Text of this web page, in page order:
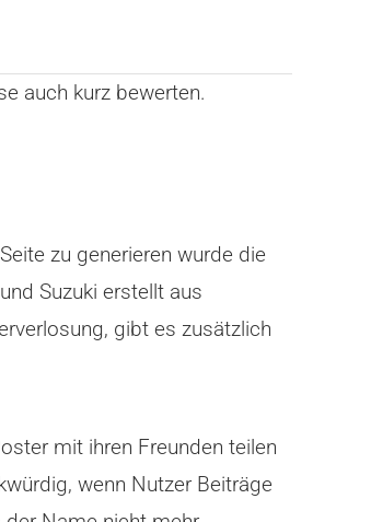
auch kurz bewerten.
zu generieren wurde die
Suzuki erstellt aus
gibt es zusätzlich
mit ihren Freunden teilen
wenn Nutzer Beiträge